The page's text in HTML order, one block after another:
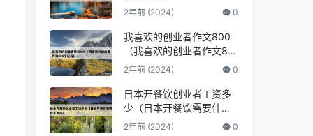
2年前 (2024) 0
我喜欢的创业者作文800
（我喜欢的创业者作文80
0字左右）
2年前 (2024) 0
日本开餐饮创业者工资多
少（日本开餐饮需要什么
条件）
2年前 (2024) 0